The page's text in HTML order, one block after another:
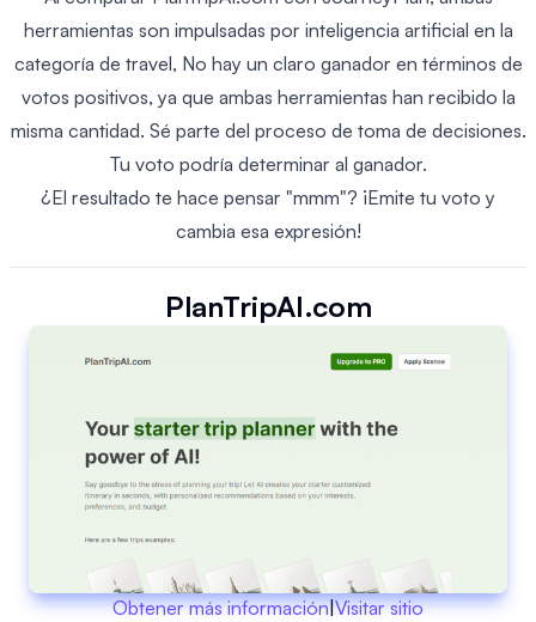
herramientas son impulsadas por inteligencia artificial en la
categoría de travel, No hay un claro ganador en términos de
votos positivos, ya que ambas herramientas han recibido la
misma cantidad. Sé parte del proceso de toma de decisiones.
Tu voto podría determinar al ganador.
¿El resultado te hace pensar "mmm"? ¡Emite tu voto y
cambia esa expresión!
PlanTripAI.com
Obtener más información|Visitar sitio